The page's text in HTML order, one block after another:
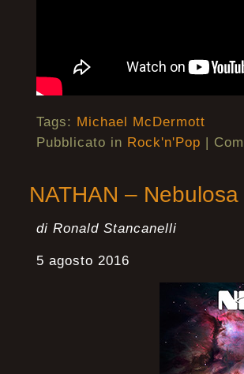
Tags: Michael McDermott
Pubblicato in Rock'n'Pop |
NATHAN – Nebulosa
di Ronald Stancanelli
5 agosto 2016